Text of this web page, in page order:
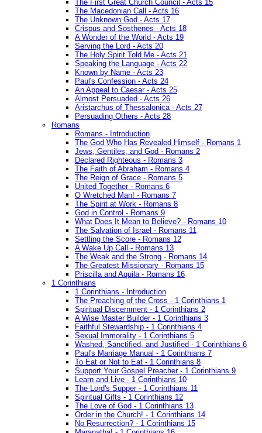
The First Great Church Council - Acts 15
The Macedonian Call - Acts 16
The Unknown God - Acts 17
Crispus and Sosthenes - Acts 18
A Wonder of the World - Acts 19
Serving the Lord - Acts 20
The Holy Spirit Told Me - Acts 21
Speaking the Language - Acts 22
Known by Name - Acts 23
Paul's Confession - Acts 24
An Appeal to Caesar - Acts 25
Almost Persuaded - Acts 26
Aristarchus of Thessalonica - Acts 27
Persuading Others - Acts 28
Romans
Romans - Introduction
The God Who Has Revealed Himself - Romans 1
Jews, Gentiles, and God - Romans 2
Declared Righteous - Romans 3
The Faith of Abraham - Romans 4
The Reign of Grace - Romans 5
United Together - Romans 6
O Wretched Man! - Romans 7
The Spirit at Work - Romans 8
God in Control - Romans 9
What Does It Mean to Believe? - Romans 10
The Salvation of Israel - Romans 11
Settling the Score - Romans 12
A Wake Up Call - Romans 13
The Weak and the Strong - Romans 14
The Greatest Missionary - Romans 15
Priscilla and Aquila - Romans 16
1 Corinthians
1 Corinthians - Introduction
The Preaching of the Cross - 1 Corinthians 1
Spiritual Discernment - 1 Corinthians 2
A Wise Master Builder - 1 Corinthians 3
Faithful Stewardship - 1 Corinthians 4
Sexual Immorality - 1 Corinthians 5
Washed, Sanctified, and Justified - 1 Corinthians 6
Paul's Marriage Manual - 1 Corinthians 7
To Eat or Not to Eat - 1 Corinthians 8
Support Your Gospel Preacher - 1 Corinthians 9
Learn and Live - 1 Corinthians 10
The Lord's Supper - 1 Corinthians 11
Spiritual Gifts - 1 Corinthians 12
The Love of God - 1 Corinthians 13
Order in the Church! - 1 Corinthians 14
No Resurrection? - 1 Corinthians 15